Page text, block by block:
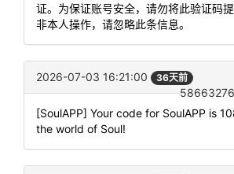
证。为保证账号安全，请勿将此验证码
非本人操作，请忽略此条信息。
2026-07-03 16:21:00 36天前
[SoulAPP] Your code for SoulAPP is
the world of Soul!